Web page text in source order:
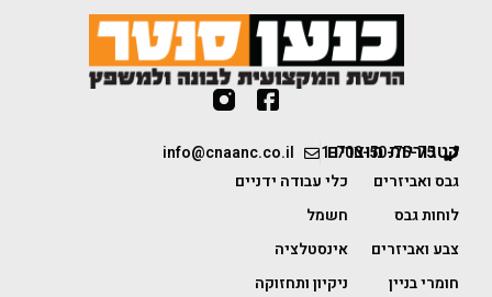
1-700-50-75-75
info@cnaanc.co.il קטגוריות מוצרים
גבס ואביזרים
לוחות גבס
צבע ואביזרים
חומרי בניין
כלי עבודה ידניים
חשמל
אינסטלציה
ניקיון ותחזוקה